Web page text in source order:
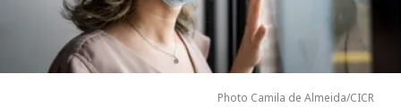
Photo Camila de Almeida/CICR